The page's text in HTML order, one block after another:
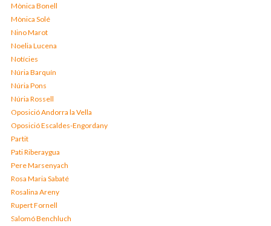
Mònica Bonell
Mònica Solé
Nino Marot
Noelia Lucena
Notícies
Núria Barquín
Núria Pons
Núria Rossell
Oposició Andorra la Vella
Oposició Escaldes-Engordany
Partit
Pati Riberaygua
Pere Marsenyach
Rosa Maria Sabaté
Rosalina Areny
Rupert Fornell
Salomó Benchluch